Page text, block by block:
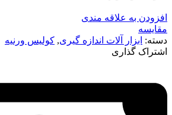
افزودن به علاقه مندی
مقایسه
دسته: ابزار آلات اندازه گیری, کولیس ورنیه
اشتراک گذاری